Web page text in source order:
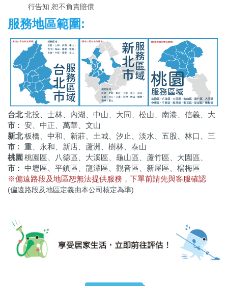
行告知 恕不負責賠償
服務地區範圍:
台北
市 :
北投、士林、內湖、中山、大同、松山、南港、信義、大
安、中正、萬華、文山
新北
市 :
板橋、中和、新莊、土城、汐止、淡水、五股、林口、三
重、永和、新店、蘆洲、樹林、泰山
桃園
市 :
桃園區、八德區、大溪區、龜山區、蘆竹區、大園區、
中壢區、平鎮區、龍潭區、觀音區、新屋區、楊梅區
※偏遠路段及地區恕無法提供服務，下單前請先與客服確認
(偏遠路段及地區定義由本公司核定為準)